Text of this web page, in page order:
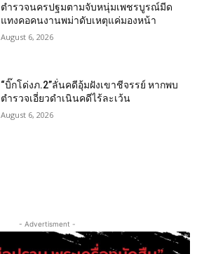
ตำรวจนครปฐมตามจับหนุ่มเพชรบูรณ์มีด
แทงคอคนงานพม่าดับเหตุแค่มองหน้า
August 6, 2026
“บิ๊กโด่งภ.2”ลั่นคดีอุ้มฝังเขาชีจรรย์ หากพบ
ตำรวจเอี่ยวดำเนินคดีไร้ละเว้น
August 6, 2026
- Advertisment -